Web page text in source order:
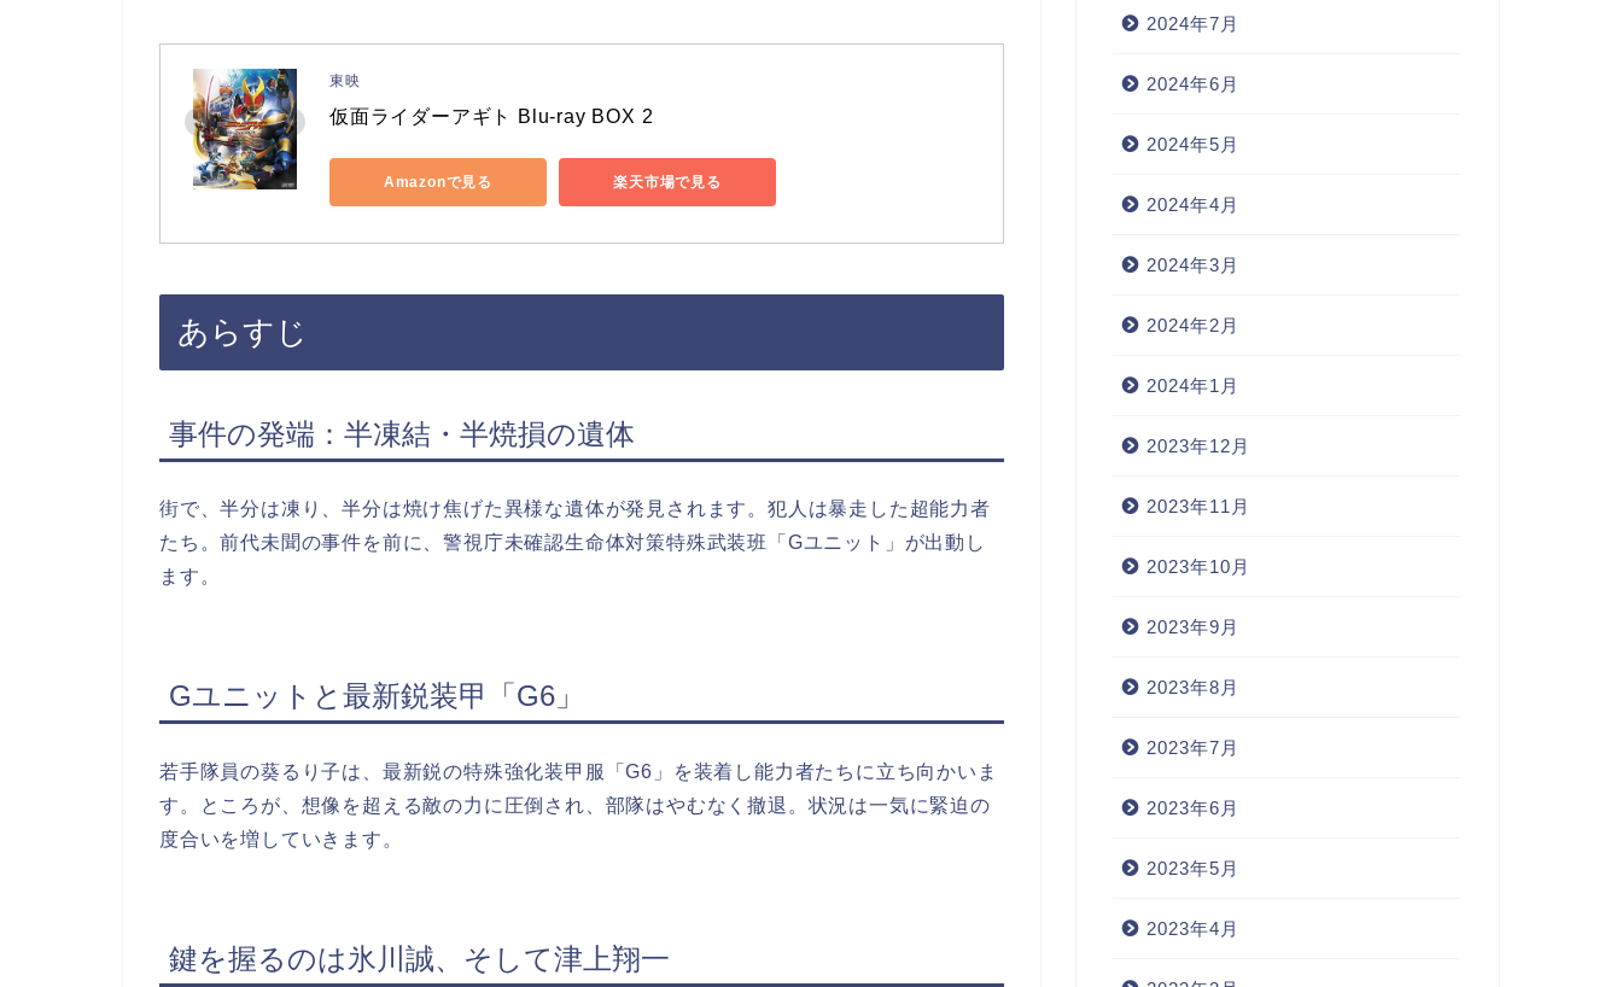
東映
仮面ライダーアギト Blu-ray BOX 2
Amazonで見る 楽天市場で見る
あらすじ
事件の発端：半凍結・半焼損の遺体
街で、半分は凍り、半分は焼け焦げた異様な遺体が発見されます。犯人は暴走した超能力者
たち。前代未聞の事件を前に、警視庁未確認生命体対策特殊武装班「Gユニット」が出動し
ます。
Gユニットと最新鋭装甲「G6」
若手隊員の葵るり子は、最新鋭の特殊強化装甲服「G6」を装着し能力者たちに立ち向かいま
す。ところが、想像を超える敵の力に圧倒され、部隊はやむなく撤退。状況は一気に緊迫の
度合いを増していきます。
鍵を握るのは氷川誠、そして津上翔一
2024年7月
2024年6月
2024年5月
2024年4月
2024年3月
2024年2月
2024年1月
2023年12月
2023年11月
2023年10月
2023年9月
2023年8月
2023年7月
2023年6月
2023年5月
2023年4月